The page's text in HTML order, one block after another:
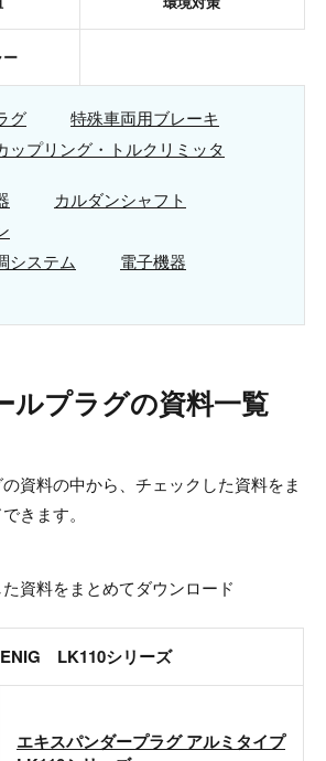
ー
グ
特殊車両用ブレーキ
ップリング・トルクリミッタ
カルダンシャフト
システム
電子機器
ルプラグの資料一覧
資料の中から、チェックした資料をま
きます。
資料をまとめてダウンロード
LK110シリーズ
エキスパンダープラグ アルミタイプ